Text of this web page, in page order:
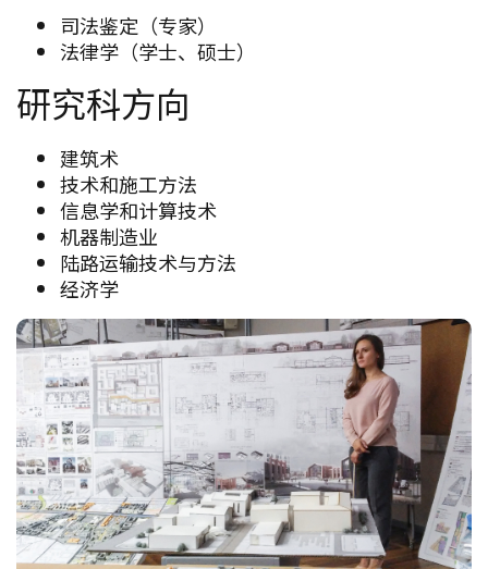
司法鉴定（专家）
法律学（学士、硕士）
研究科方向
建筑术
技术和施工方法
信息学和计算技术
机器制造业
陆路运输技术与方法
经济学